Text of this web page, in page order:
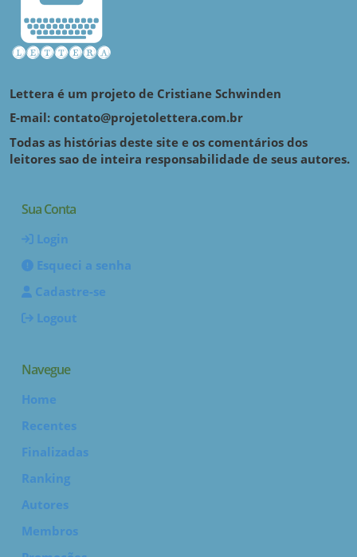
Lettera é um projeto de Cristiane Schwinden
E-mail: contato@projetolettera.com.br
Todas as histórias deste site e os comentários dos
leitores sao de inteira responsabilidade de seus autores.
Sua Conta
Login
Esqueci a senha
Cadastre-se
Logout
Navegue
Home
Recentes
Finalizadas
Ranking
Autores
Membros